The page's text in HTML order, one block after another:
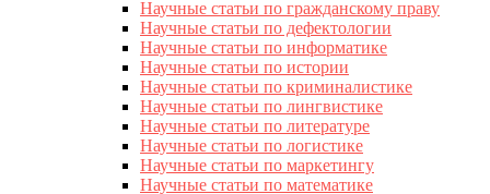
Научные статьи по гражданскому праву
Научные статьи по дефектологии
Научные статьи по информатике
Научные статьи по истории
Научные статьи по криминалистике
Научные статьи по лингвистике
Научные статьи по литературе
Научные статьи по логистике
Научные статьи по маркетингу
Научные статьи по математике